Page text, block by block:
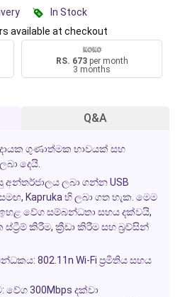
In Stock
available at checkout
RS. 673per month
3 months
Q&A
ගුණාත්මක භාවයක් සහ
දෙයි.
ලබා ගන්න USB
Kapruka හි ලබා ගත හැක. මෙම
වේග සම්බන්ධතා සහය දක්වයි,
කිරීම, ක්‍රීඩා කිරීම සහ බ්‍රව්සින්
802.11n Wi-Fi ප්‍රමිතිය සහය
වේග 300Mbps දක්වා